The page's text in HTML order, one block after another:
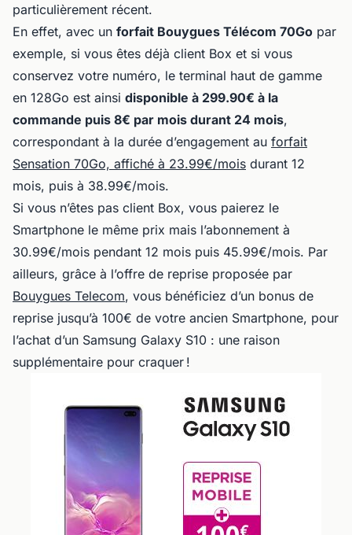
particulièrement récent.
En effet, avec un forfait Bouygues Télécom 70Go par
exemple, si vous êtes déjà client Box et si vous
conservez votre numéro, le terminal haut de gamme
en 128Go est ainsi disponible à 299.90€ à la
commande puis 8€ par mois durant 24 mois,
correspondant à la durée d’engagement au forfait
Sensation 70Go, affiché à 23.99€/mois durant 12
mois, puis à 38.99€/mois.
Si vous n’êtes pas client Box, vous paierez le
Smartphone le même prix mais l’abonnement à
30.99€/mois pendant 12 mois puis 45.99€/mois. Par
ailleurs, grâce à l’offre de reprise proposée par
Bouygues Telecom, vous bénéficiez d’un bonus de
reprise jusqu’à 100€ de votre ancien Smartphone, pour
l’achat d’un Samsung Galaxy S10 : une raison
supplémentaire pour craquer !